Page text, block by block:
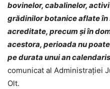
bovinelor, cabalinelor,
grădinilor botanice aflate
acreditate, precum şi în
acestora, perioada nu
pe durata unui an
comunicat al Administraţiei
Olt.